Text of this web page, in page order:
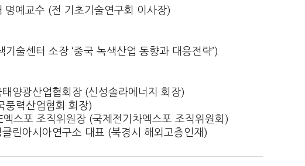
명예교수 (전 기초기술연구회 이사장)
기술센터 소장 ‘중국 녹색산업 동향과 대응전략’)
태양광산업협회장 (신성솔라에너지 회장)
풍력산업협회 회장)
엑스포 조직위원장 (국제전기차엑스포 조직위원회)
클린아시아연구소 대표 (북경시 해외고층인재)